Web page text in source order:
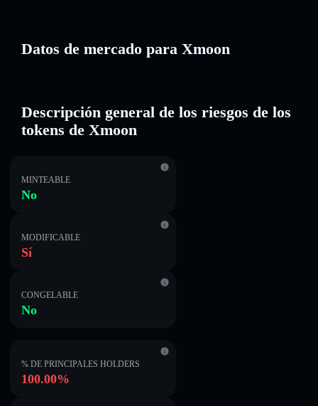
Datos de mercado para Xmoon
Descripción general de los riesgos de los
tokens de Xmoon
MINTEABLE
No
MODIFICABLE
Sí
CONGELABLE
No
% DE PRINCIPALES HOLDERS
100.00%